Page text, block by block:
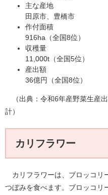
主な産地
田原市、豊橋市
作付面積
916ha（全国8位）
収穫量
11,000t（全国5位）
産出額
36億円（全国8位）
（出典：令和6年産野菜生産
計）
カリフラワー
カリフラワーは、ブロッコリ
つぼみを食べます。ブロッコリ